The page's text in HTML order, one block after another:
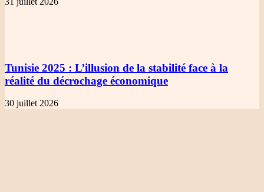
Tunisie 2025 : L’illusion de la stabilité face à la
réalité du décrochage économique
30 juillet 2026